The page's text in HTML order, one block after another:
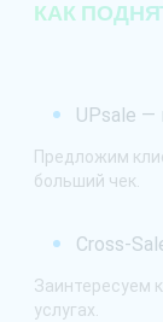
КАК
UPsale —
Предложим
больший чек.
Cross-
Заинтересуем
услугах.